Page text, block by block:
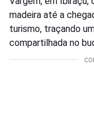
madeira até a
turismo, traçando
compartilhada no